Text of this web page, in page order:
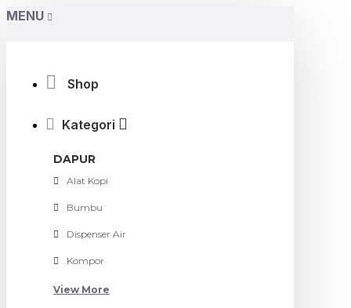
MENU
Shop
Kategori
DAPUR
Alat Kopi
Bumbu
Dispenser Air
Kompor
View More